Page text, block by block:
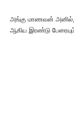
அங்கு மாணவன் அனில்,
ஆகிய இரண்டு